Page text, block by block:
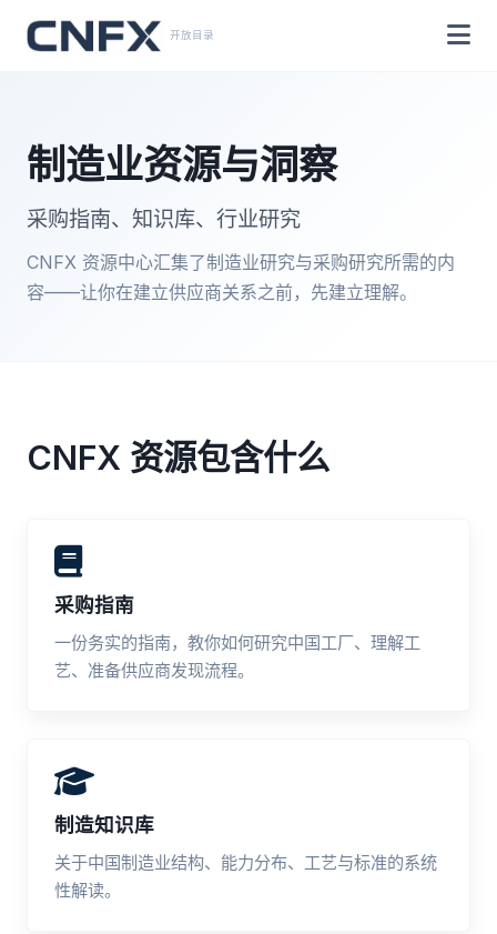
开放目录
制造业资源与洞察
采购指南、知识库、行业研究
CNFX 资源中心汇集了制造业研究与采购研究所需的内
容——让你在建立供应商关系之前，先建立理解。
CNFX 资源包含什么
采购指南
一份务实的指南，教你如何研究中国工厂、理解工
艺、准备供应商发现流程。
制造知识库
关于中国制造业结构、能力分布、工艺与标准的系统
性解读。